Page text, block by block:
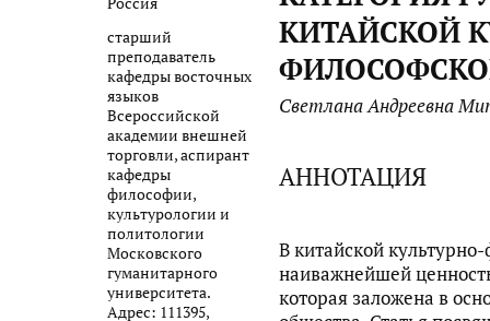
старший
преподаватель
кафедры восточных
языков
Всероссийской
академии внешней
торговли, аспирант
кафедры
философии,
культурологии и
политологии
Московского
гуманитарного
университета.
Адрес: 111395,
КИТАЙСКОЙ
Светлана Андреевна
АННОТАЦИЯ
В китайской
наиважнейшей
которая заложена в